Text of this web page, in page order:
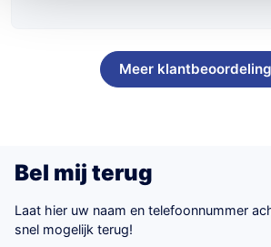
Meer
Bel mij terug
Laat hier uw naam en telefoonnummer
snel mogelijk terug!